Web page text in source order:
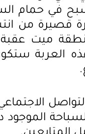
في حمام
قصيرة من
ميت عقبة
العربة
الموجود